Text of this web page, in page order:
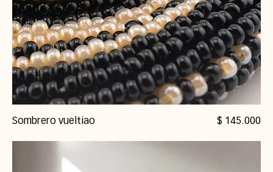
Sombrero vueltiao Precio
$ 145.000